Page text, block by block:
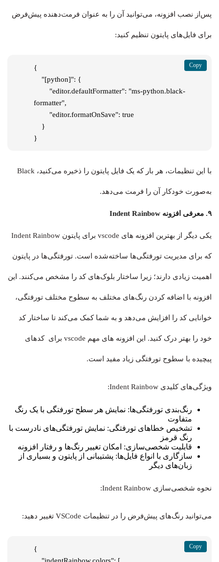
پس‌از نصب افزونه، می‌توانید آن را به عنوان فرمت‌دهنده پیش‌فرض
برای فایل‌های پایتون تنظیم کنید:
{
formatter",
}
با این تنظیمات، هر بار که یک فایل پایتون را ذخیره می‌کنید، Black
به‌صورت خودکار آن را فرمت می‌دهد.
۹. معرفی افزونه Indent Rainbow
یکی دیگر از بهترین افزونه های vscode برای پایتون Indent Rainbow
که برای مدیریت تورفتگی‌ها ساخته‌شده است. تورفتگی‌ها در پایتون
اهمیت زیادی دارند؛ زیرا ساختار بلوک‌های کد را مشخص می‌کنند. این
افزونه با اضافه کردن رنگ‌های مختلف به سطوح مختلف تورفتگی،
خوانایی کد را افزایش می‌دهد و به شما کمک می‌کند تا ساختار کد
خود را بهتر درک کنید. این افزونه های مهم vscode برای کدهای
پیچیده با سطوح تورفتگی زیاد مفید است.
ویژگی‌های کلیدی Indent Rainbow:
رنگ‌بندی تورفتگی‌ها: نمایش هر سطح تورفتگی با یک رنگ
متفاوت
تشخیص خطاهای تورفتگی: نمایش تورفتگی‌های نادرست با
رنگ قرمز
قابلیت شخصی‌سازی: امکان تغییر رنگ‌ها و رفتار افزونه
سازگاری با انواع فایل‌ها: پشتیبانی از پایتون و بسیاری از
زبان‌های دیگر
نحوه شخصی‌سازی Indent Rainbow:
می‌توانید رنگ‌های پیش‌فرض را در تنظیمات VSCode تغییر دهید:
{